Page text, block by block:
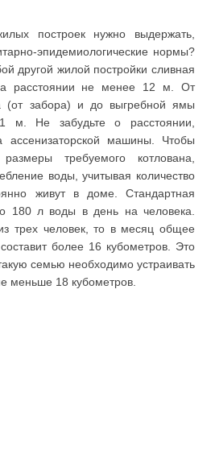
построек нужно выдержать,
эпидемиологические нормы?
другой жилой постройки сливная
расстоянии не менее 12 м. От
(от забора) и до выгребной ямы
м. Не забудьте о расстоянии,
ассенизаторской машины. Чтобы
требуемого котлована,
воды, учитывая количество
живут в доме. Стандартная
180 л воды в день на человека.
трех человек, то в месяц общее
более 16 кубометров. Это
семью необходимо устраивать
меньше 18 кубометров.